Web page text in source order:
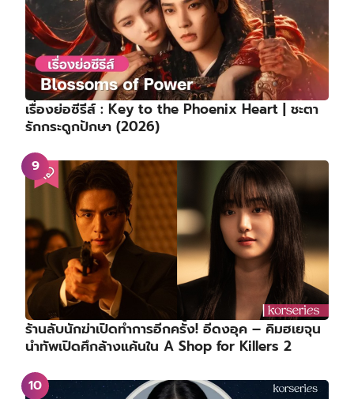
เรื่องย่อซีรีส์ : Key to the Phoenix Heart | ชะตา
รักกระดูกปักษา (2026)
ร้านลับนักฆ่าเปิดทำการอีกครั้ง! อีดงอุค – คิมฮเยจุน
นำทัพเปิดศึกล้างแค้นใน A Shop for Killers 2